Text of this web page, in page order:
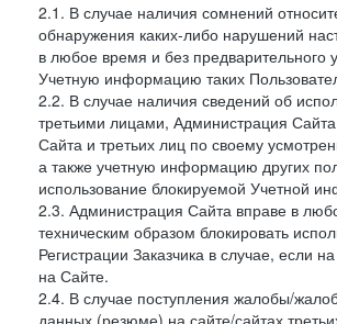
2.1. В случае наличия сомнений
обнаружения каких-либо нарушений
в любое время и без предварительного
Учетную информацию таких
2.2. В случае наличия сведений об
третьими лицами, Администрация
Сайта и третьих лиц по своему
а также учетную информацию других
использование блокируемой Учетной
2.3. Администрация Сайта вправе в
техническим образом блокировать
Регистрации Заказчика в случае, если
на Сайте.
2.4. В случае поступления жалобы/
данных (резюме) на сайте/сайтах